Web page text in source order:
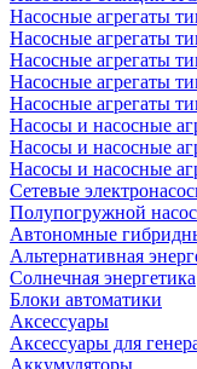
Насосные агрегаты
Насосные агрегаты
Насосные агрегаты
Насосные агрегаты
Насосные агрегаты
Насосы и насосные
Насосы и насосные
Насосы и насосные
Сетевые
Полупогружной
Автономные
Альтернативная
Солнечная энергетика
Блоки автоматики
Аксессуары
Аксессуары для
Аккумуляторы